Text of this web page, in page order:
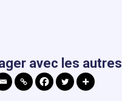
avec les autres